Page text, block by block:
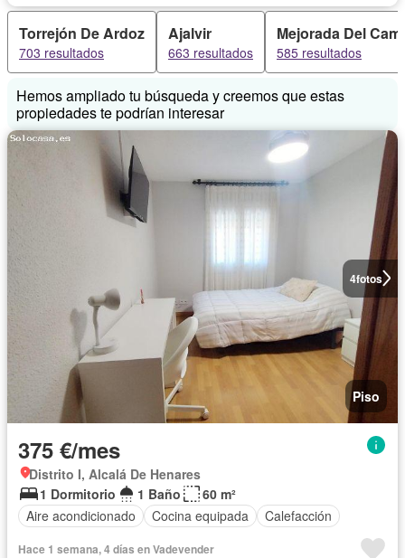
Torrejón De Ardoz
703 resultados
Ajalvir
663 resultados
Mejorada Del
585 resultados
Hemos ampliado tu búsqueda y creemos que estas
propiedades te podrían interesar
4fotos
Piso
375 €/mes
Distrito I, Alcalá De Henares
1 Dormitorio
1 Baño
60 m²
Aire acondicionado
Cocina equipada Calefacción
Hace 1 semana, 4 días en Vadevender